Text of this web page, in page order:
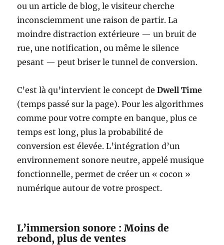
ou un article de blog, le visiteur cherche
inconsciemment une raison de partir. La
moindre distraction extérieure — un bruit de
rue, une notification, ou même le silence
pesant — peut briser le tunnel de conversion.
C’est là qu’intervient le concept deDwell Time
(temps passé sur la page). Pour les algorithmes
comme pour votre compte en banque, plus ce
temps est long, plus la probabilité de
conversion est élevée. L’intégration d’un
environnement sonore neutre, appelé musique
fonctionnelle, permet de créer un « cocon »
numérique autour de votre prospect.
L’immersion sonore : Moins de
rebond, plus de ventes